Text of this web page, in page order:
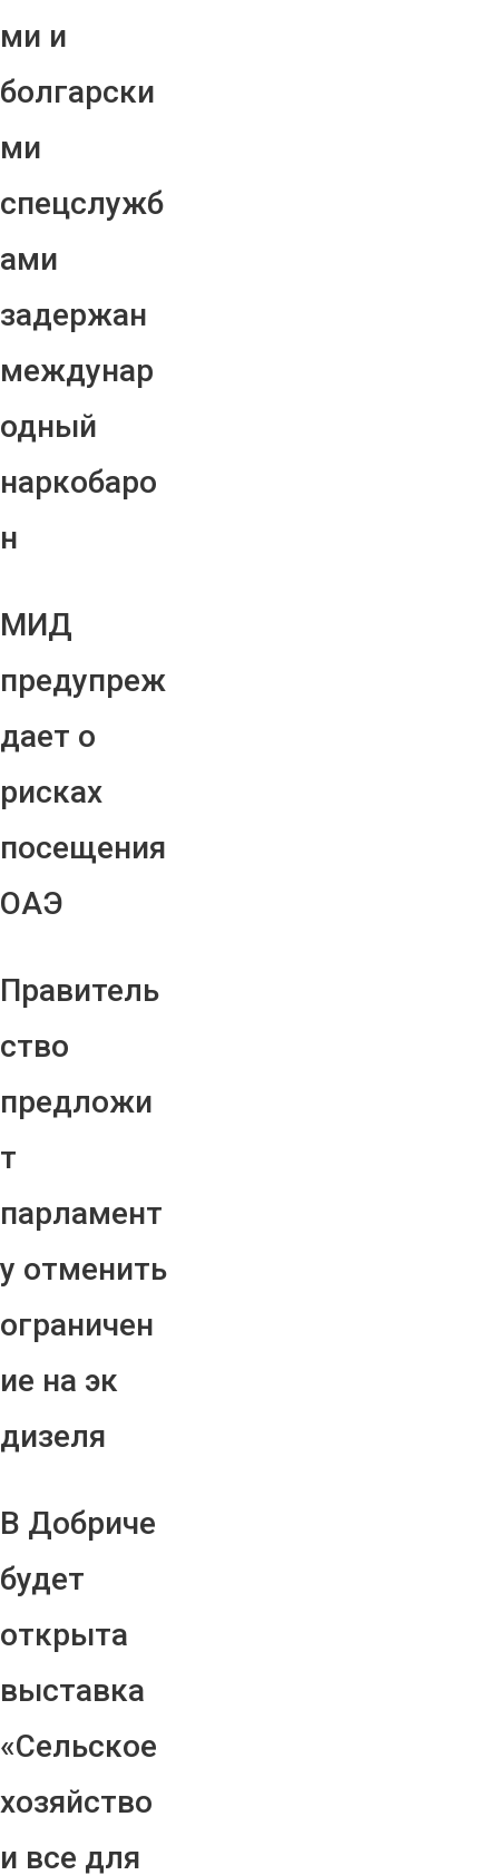
ми и
болгарски
ми
спецслужб
ами
задержан
междунар
одный
наркобаро
н
МИД
предупреж
дает о
рисках
посещения
ОАЭ
Правитель
ство
предложи
т
парламент
у отменить
ограничен
ие на эк
дизеля
В Добриче
будет
открыта
выставка
«Сельское
хозяйство
и все для